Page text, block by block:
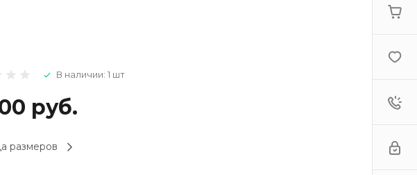
г. Москва,
оранжевая вывеска
напротив «Перекрестка»
на 1 этаже
1 мая: 10:00-19:00
В наличии: 1 шт
руб.
размеров